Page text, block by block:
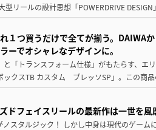
型リールの設計思想「POWERDRIVE
１つ買うだけで全てが揃う。DAIWA
ーでオシャレなデザインに。
と「トランスフォーム仕様」がもたらす、エ
ックスTB カスタム プレッソSP」。この商
ドフェイスリールの最新作は一世を風
スタルジック！ しかし中身は現代のゲーム